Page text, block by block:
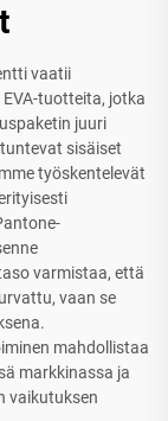
vaatii
tuotteita, jotka
juuri
sisäiset
työskentelevät
varmistaa, että
vaan se
mahdollistaa
markkinassa ja
vaikutuksen